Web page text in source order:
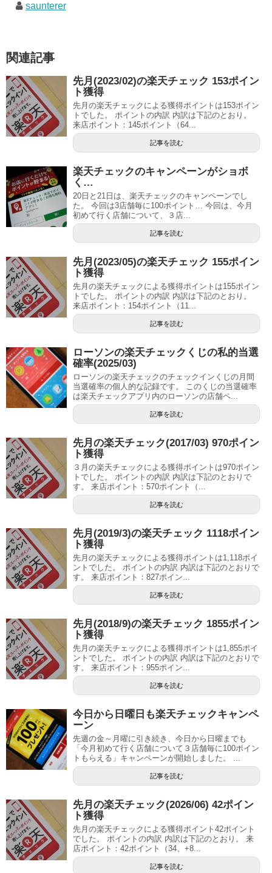
saunterer
関連記事
先月(2023/02)の楽天チェック 153ポイン
ト獲得
先月の楽天チェックによる獲得ポイントは153ポイン
トでした。 ポイントの内訳 内訳は下記のとおり。
来店ポイント：145ポイント（64...
記事を読む
楽天チェックのキャンペーンがショボ
く…
20日と21日は、楽天チェックのキャンペーンでし
た。 今回は3店舗毎に100ポイント… 今回は、今月
初めて行く店舗について、３店...
記事を読む
先月(2023/05)の楽天チェック 155ポイン
ト獲得
先月の楽天チェックによる獲得ポイントは155ポイン
トでした。 ポイントの内訳 内訳は下記のとおり。
来店ポイント：154ポイント（11...
記事を読む
ローソンの楽天チェックくじの私的当選
確率(2025/03)
ローソンの楽天チェックのチェックインくじの月間
当選確率の個人的な記録です。 このくじの当選確率
は楽天チェックアプリ内のローソンの店舗ペ...
記事を読む
先月の楽天チェック(2017/03) 970ポイン
ト獲得
３月の楽天チェックによる獲得ポイントは970ポイン
トでした。 ポイントの内訳 内訳は下記のとおりで
す。 来店ポイント：570ポイント（...
記事を読む
先月(2019/3)の楽天チェック 1118ポイン
ト獲得
先月の楽天チェックによる獲得ポイントは1,118ポイ
ントでした。 ポイントの内訳 内訳は下記のとおりで
す。 来店ポイント：827ポイン...
記事を読む
先月(2018/9)の楽天チェック 1855ポイン
ト獲得
先月の楽天チェックによる獲得ポイントは1,855ポイ
ントでした。 ポイントの内訳 内訳は下記のとおりで
す。 来店ポイント：955ポイン...
記事を読む
今日から日曜日も楽天チェックキャンペ
ーン
先週の金～月曜に引き続き、今日から日曜までも
「今月初めて行く店舗について３店舗毎に100ポイン
トもらえる」キャンペーンが開始しました。 ...
記事を読む
先月の楽天チェック(2026/06) 42ポイン
ト獲得
先月の楽天チェックによる獲得ポイント42ポイント
でした。 ポイントの内訳 内訳は下記のとおり。 来
店ポイント：42ポイント（34、+8...
記事を読む